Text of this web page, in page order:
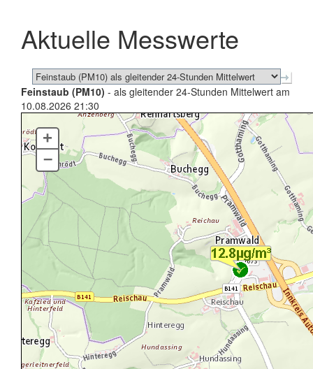
schließen
Aktuelle Messwerte
Feinstaub (PM10) - als gleitender 24-Stunden Mittelwert am
10.08.2026 21:30
+
–